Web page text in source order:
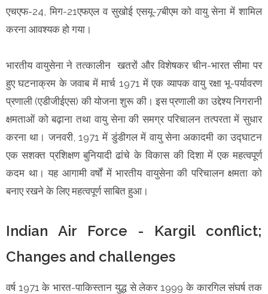
एचएफ-24, मिग-21एफएल व सुखोई एसयू-7बीएम को वायु सेना में शामिल
करना आवश्यक हो गया।
भारतीय वायुसेना ने तत्कालीन खतरों और विशेषकर चीन-भारत सीमा पर
हुए घटनाक्रम के जवाब में मार्च 1971 में एक व्यापक वायु रक्षा भू-पर्यावरण
प्रणाली (एडीजीईएस) की योजना शुरू की। इस प्रणाली का उद्देश्य निगरानी
क्षमताओं को बढ़ाना तथा वायु सेना की समग्र परिचालन तत्परता में सुधार
करना था। जनवरी, 1971 में डुंडीगल में वायु सेना अकादमी का उद्घाटन
एक सशक्त प्रशिक्षण बुनियादी ढांचे के विकास की दिशा में एक महत्वपूर्ण
कदम था। यह आगामी वर्षों में भारतीय वायुसेना की परिचालन क्षमता को
बनाए रखने के लिए महत्वपूर्ण साबित हुआ।
Indian Air Force - Kargil conflict;
Changes and challenges
वर्ष 1971 के भारत-पाकिस्तान युद्ध से लेकर 1999 के कारगिल संघर्ष तक